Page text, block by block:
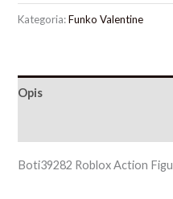
Kategoria:Funko Valentine
Opis
Boti39282 Roblox Action